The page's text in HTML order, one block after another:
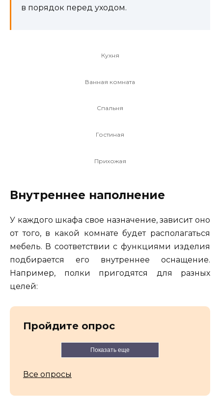
в порядок перед уходом.
Кухня
Ванная комната
Спальня
Гостиная
Прихожая
Внутреннее наполнение
У каждого шкафа свое назначение, зависит оно
от того, в какой комнате будет располагаться
мебель. В соответствии с функциями изделия
подбирается его внутреннее оснащение.
Например, полки пригодятся для разных
целей:
Пройдите опрос
Показать еще
Все опросы